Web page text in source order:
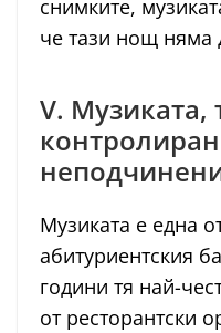
снимките,
че тази нощ няма
V. Музиката,
Музиката е една
абитуриентския
години тя най-
от ресторантски